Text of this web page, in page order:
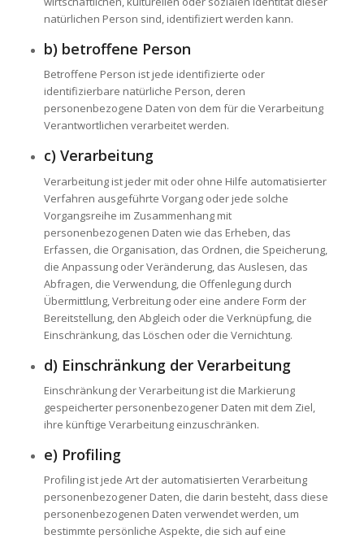
natürlichen Person sind, identifiziert werden kann.
b) betroffene Person
Betroffene Person ist jede identifizierte oder
identifizierbare natürliche Person, deren
personenbezogene Daten von dem für die Verarbeitung
Verantwortlichen verarbeitet werden.
c) Verarbeitung
Verarbeitung ist jeder mit oder ohne Hilfe automatisierter
Verfahren ausgeführte Vorgang oder jede solche
Vorgangsreihe im Zusammenhang mit
personenbezogenen Daten wie das Erheben, das
Erfassen, die Organisation, das Ordnen, die Speicherung,
die Anpassung oder Veränderung, das Auslesen, das
Abfragen, die Verwendung, die Offenlegung durch
Übermittlung, Verbreitung oder eine andere Form der
Bereitstellung, den Abgleich oder die Verknüpfung, die
Einschränkung, das Löschen oder die Vernichtung.
d) Einschränkung der Verarbeitung
Einschränkung der Verarbeitung ist die Markierung
gespeicherter personenbezogener Daten mit dem Ziel,
ihre künftige Verarbeitung einzuschränken.
e) Profiling
Profiling ist jede Art der automatisierten Verarbeitung
personenbezogener Daten, die darin besteht, dass diese
personenbezogenen Daten verwendet werden, um
bestimmte persönliche Aspekte, die sich auf eine